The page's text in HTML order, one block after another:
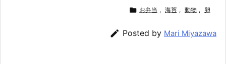
a
ai
l
 お弁当 , 海苔 , 動物 , 卵
 Posted by Mari Miyazawa